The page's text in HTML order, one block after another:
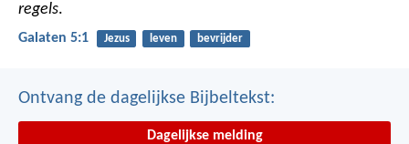
regels.
Galaten 5:1 Jezus leven bevrijder
Ontvang de dagelijkse Bijbeltekst:
Dagelijkse melding